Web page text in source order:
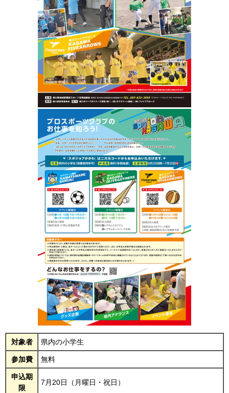
対象者 県内の小学生
参加費 無料
申込期
限
7月20日（月曜日・祝日）